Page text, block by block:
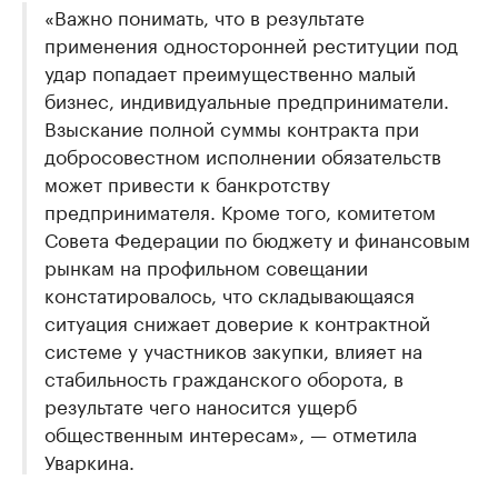
«Важно понимать, что в результате
применения односторонней реституции под
удар попадает преимущественно малый
бизнес, индивидуальные предприниматели.
Взыскание полной суммы контракта при
добросовестном исполнении обязательств
может привести к банкротству
предпринимателя. Кроме того, комитетом
Совета Федерации по бюджету и финансовым
рынкам на профильном совещании
констатировалось, что складывающаяся
ситуация снижает доверие к контрактной
системе у участников закупки, влияет на
стабильность гражданского оборота, в
результате чего наносится ущерб
общественным интересам», — отметила
Уваркина.